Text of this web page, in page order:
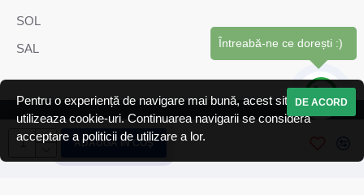
ADAUGĂ ÎN COŞ
SOL
SAL
Copyright © GiaSistem SRL. Toate drepturile sunt rezervate.
Întreabă-ne ce dorești :)
DE ACORD
Pentru o experiență de navigare mai bună, acest site web
utilizeaza cookie-uri. Continuarea navigarii se considera
acceptare a politicii de utilizare a lor.